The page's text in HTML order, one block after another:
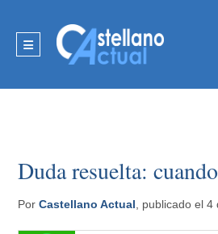
Duda resuelta: cuando
PorCastellano Actual , publicado el